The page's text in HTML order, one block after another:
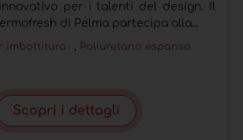
per i talenti del design. Il
di Pelma partecipa alla...
imbottitura , Poliuretano espanso
Scopri i dettagli